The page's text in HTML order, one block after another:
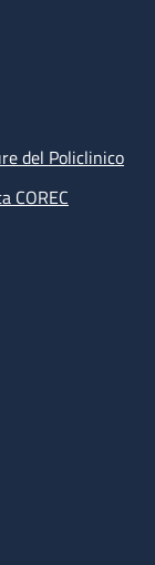
del Policlinico
COREC